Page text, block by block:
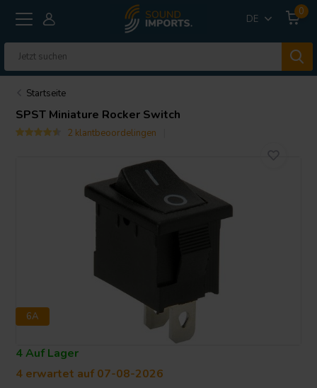
DE
0
Startseite
SPST Miniature Rocker Switch
2 klantbeoordelingen
6A
4 Auf Lager
4 erwartet auf 07-08-2026